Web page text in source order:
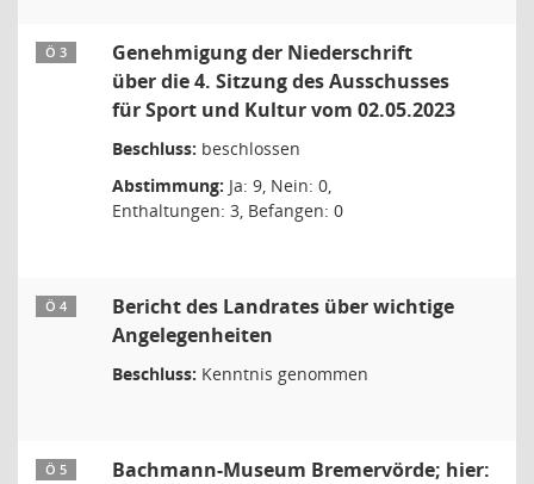
Ö 3
Genehmigung der Niederschrift
über die 4. Sitzung des Ausschusses
für Sport und Kultur vom 02.05.2023
Beschluss: beschlossen
Abstimmung: Ja: 9, Nein: 0,
Enthaltungen: 3, Befangen: 0
Ö 4
Bericht des Landrates über wichtige
Angelegenheiten
Beschluss: Kenntnis genommen
Ö 5
Bachmann-Museum Bremervörde; hier: